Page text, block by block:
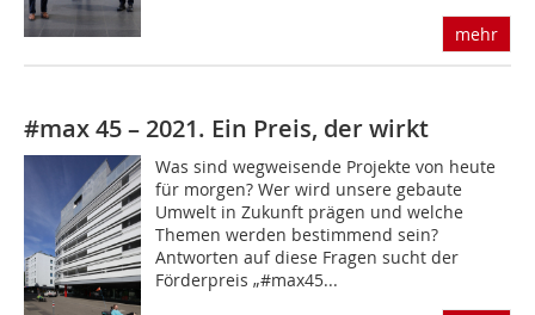
mehr
#max 45 – 2021. Ein Preis, der wirkt
Was sind wegweisende Projekte von heute
für morgen? Wer wird unsere gebaute
Umwelt in Zukunft prägen und welche
Themen werden bestimmend sein?
Antworten auf diese Fragen sucht der
Förderpreis „#max45...